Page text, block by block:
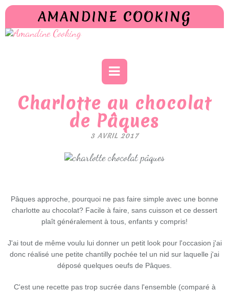
AMANDINE COOKING
Charlotte au chocolat
de Pâques
3 AVRIL 2017
Pâques approche, pourquoi ne pas faire simple avec une bonne
charlotte au chocolat? Facile à faire, sans cuisson et ce dessert
plaît généralement à tous, enfants y compris!
J'ai tout de même voulu lui donner un petit look pour l'occasion j'ai
donc réalisé une petite chantilly pochée tel un nid sur laquelle j'ai
déposé quelques oeufs de Pâques.
C'est une recette pas trop sucrée dans l'ensemble (comparé à